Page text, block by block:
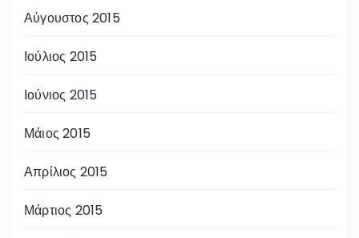
Αύγουστος 2015
Ιούλιος 2015
Ιούνιος 2015
Μάιος 2015
Απρίλιος 2015
Μάρτιος 2015